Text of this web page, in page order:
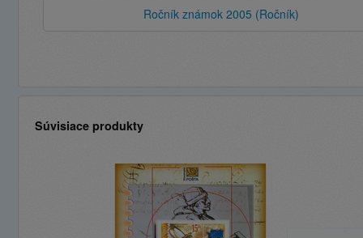
Ročník známok 2005 (Ročník)
Súvisiace produkty